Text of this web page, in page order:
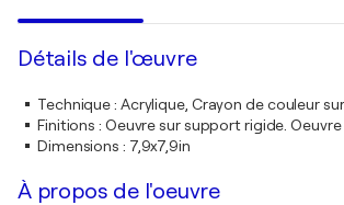
Détails de l'œuvre
Technique: Acrylique, Crayon de couleur
Finitions : Oeuvre sur support rigide. Oeuvre
Dimensions : 7,9x7,9in
À propos de l'oeuvre